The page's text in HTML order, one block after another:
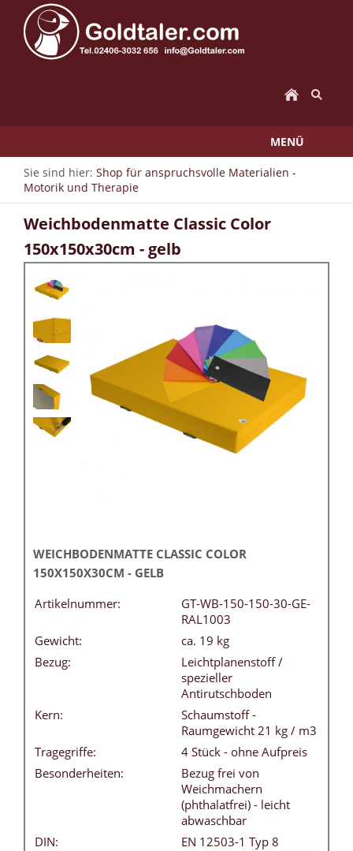
MENÜ
Sie sind hier: Shop für anspruchsvolle Materialien -
Motorik und Therapie
Weichbodenmatte Classic Color
150x150x30cm - gelb
WEICHBODENMATTE CLASSIC COLOR
150X150X30CM - GELB
Artikelnummer:
GT-WB-150-150-30-GE-
RAL1003
Gewicht:
ca. 19 kg
Bezug:
Leichtplanenstoff /
spezieller
Antirutschboden
Kern:
Schaumstoff -
Raumgewicht 21 kg / m3
Tragegriffe:
4 Stück - ohne Aufpreis
Besonderheiten:
Bezug frei von
Weichmachern
(phthalatfrei) - leicht
abwaschbar
DIN:
EN 12503-1 Typ 8